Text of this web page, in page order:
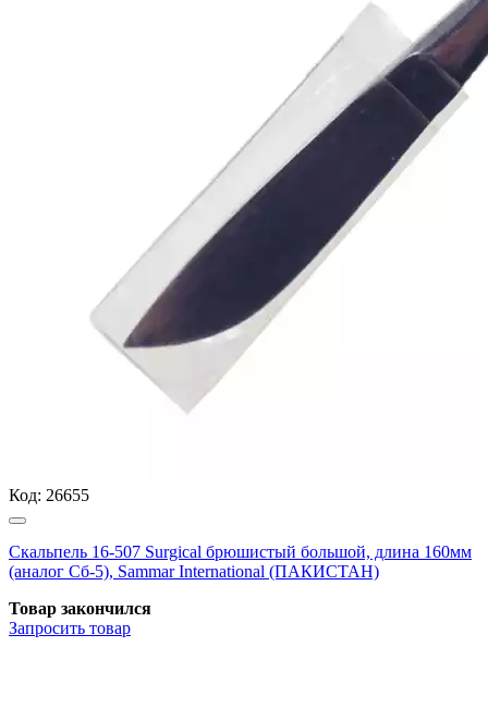
Код: 26655
Скальпель 16-507 Surgical брюшистый большой, длина 160мм
(аналог Сб-5), Sammar International (ПАКИСТАН)
Товар закончился
Запросить товар